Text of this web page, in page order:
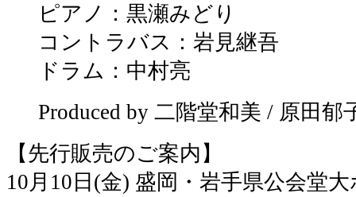
ピアノ：黒瀬みどり
コントラバス：岩見継吾
ドラム：中村亮
Produced by 二階堂和美 / 原田郁
【先行販売のご案内】
10月10日(金) 盛岡・岩手県公会堂